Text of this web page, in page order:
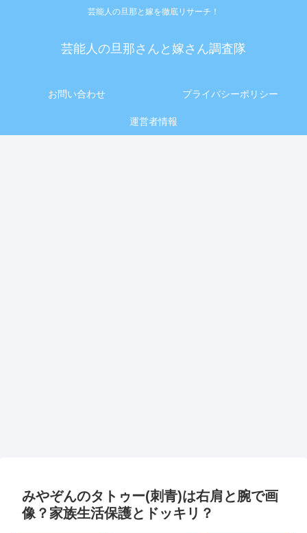
芸能人の旦那と嫁を徹底リサーチ！
芸能人の旦那さんと嫁さん調査隊
お問い合わせ プライバシーポリシー
運営者情報
みやぞんのタトゥー(刺青)は右肩と腕で画
像？家族生活保護とドッキリ？